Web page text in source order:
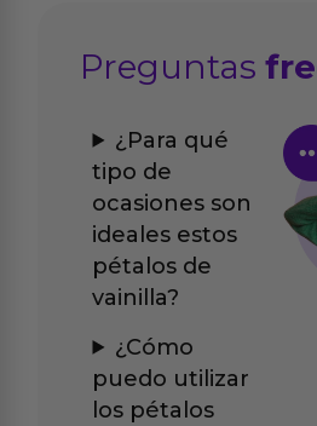
Preguntas
¿Para qué
tipo de
ocasiones son
ideales estos
pétalos de
vainilla?
¿Cómo
puedo utilizar
los pétalos